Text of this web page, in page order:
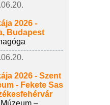
2026 -
Budapest
2026 - Szent
- Fekete Sas
–